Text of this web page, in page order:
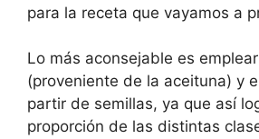
para la receta que vayamos a
Lo más aconsejable es
(proveniente de la aceituna) y
partir de semillas, ya que así
proporción de las distintas